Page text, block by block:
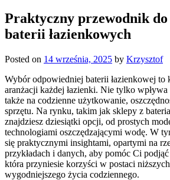
Praktyczny przewodnik
baterii łazienkowych
Posted on 14 września, 2025 by Krzysztof
Wybór odpowiedniej baterii łazienkowej to
aranżacji każdej łazienki. Nie tylko
także na codzienne użytkowanie,
sprzętu. Na rynku, takim jak sklepy z
znajdziesz dziesiątki opcji, od prostych
technologiami oszczędzającymi wodę. W
się praktycznymi insightami, opartymi na
przykładach i danych, aby pomóc Ci
która przyniesie korzyści w postaci
wygodniejszego życia codziennego.